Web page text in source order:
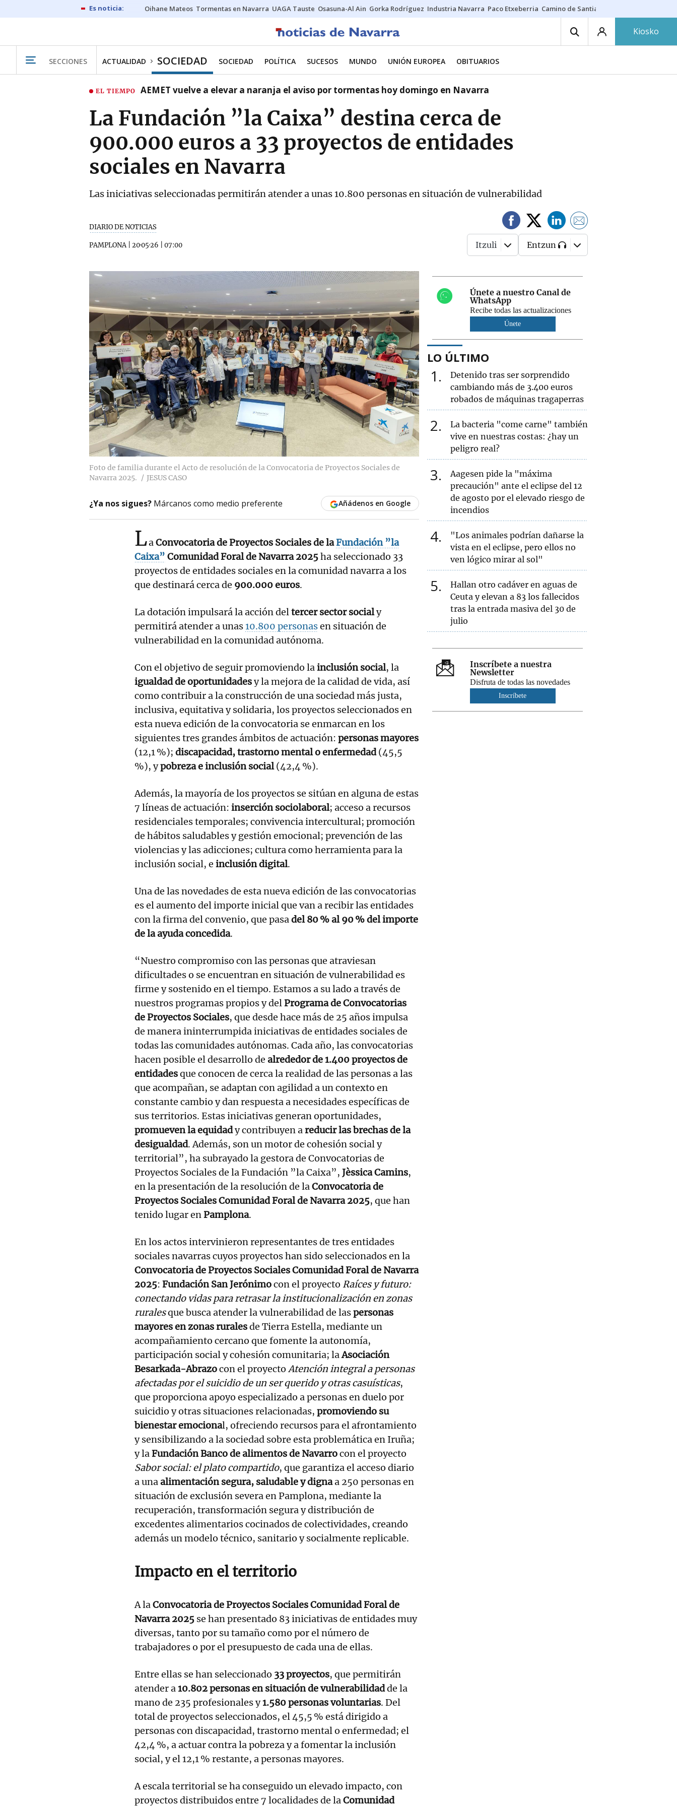
Oihane Mateos Tormentas en Navarra UAGA Tauste Osasuna-Al Ain Gorka Rodríguez Industria Navarra Paco Etxeberria Camino de Santiago
Kiosko
SECCIONES ACTUALIDAD SOCIEDAD SOCIEDAD POLÍTICA SUCESOS MUNDO UNIÓN EUROPEA OBITUARIOS
EL TIEMPO AEMET vuelve a elevar a naranja el aviso por tormentas hoy domingo en Navarra
La Fundación ”la Caixa” destina cerca de
900.000 euros a 33 proyectos de entidades
sociales en Navarra
Las iniciativas seleccionadas permitirán atender a unas 10.800 personas en situación de vulnerabilidad
DIARIO DE NOTICIAS
PAMPLONA| 20·05·26 07:00 Itzuli Entzun
Foto de familia durante el Acto de resolución de la Convocatoria de Proyectos Sociales de
Navarra 2025.
JESUS CASO
¿Ya nos sigues? Márcanos como medio preferente Añádenos en Google
LaConvocatoria de Proyectos Sociales de laFundación ”la
Caixa” Comunidad Foral de Navarra 2025ha seleccionado 33
proyectos de entidades sociales en la comunidad navarra a los
que destinará cerca de 900.000 euros.
La dotación impulsará la acción deltercer sector socialy
permitirá atender a unas10.800 personasen situación de
vulnerabilidad en la comunidad autónoma.
Con el objetivo de seguir promoviendo lainclusión social, la
igualdad de oportunidadesy la mejora de la calidad de vida, así
como contribuir a la construcción de una sociedad más justa,
inclusiva, equitativa y solidaria, los proyectos seleccionados en
esta nueva edición de la convocatoria se enmarcan en los
siguientes tres grandes ámbitos de actuación: personas mayores
(12,1 %); discapacidad, trastorno mental o enfermedad(45,5
%), ypobreza e inclusión social(42,4 %).
Además, la mayoría de los proyectos se sitúan en alguna de estas
7 líneas de actuación: inserción sociolaboral; acceso a recursos
residenciales temporales; convivencia intercultural; promoción
de hábitos saludables y gestión emocional; prevención de las
violencias y las adicciones; cultura como herramienta para la
inclusión social, e inclusión digital.
Una de las novedades de esta nueva edición de las convocatorias
es el aumento del importe inicial que van a recibir las entidades
con la firma del convenio, que pasadel 80 % al 90 % del importe
de la ayuda concedida.
“Nuestro compromiso con las personas que atraviesan
dificultades o se encuentran en situación de vulnerabilidad es
firme y sostenido en el tiempo. Estamos a su lado a través de
nuestros programas propios y delPrograma de Convocatorias
de Proyectos Sociales, que desde hace más de 25 años impulsa
de manera ininterrumpida iniciativas de entidades sociales de
todas las comunidades autónomas. Cada año, las convocatorias
hacen posible el desarrollo de alrededor de 1.400 proyectos de
entidadesque conocen de cerca la realidad de las personas a las
que acompañan, se adaptan con agilidad a un contexto en
constante cambio y dan respuesta a necesidades específicas de
sus territorios. Estas iniciativas generan oportunidades,
promueven la equidady contribuyen areducir las brechas de la
desigualdad. Además, son un motor de cohesión social y
territorial”, ha subrayado la gestora de Convocatorias de
Proyectos Sociales de la Fundación ”la Caixa”, Jèssica Camins,
en la presentación de la resolución de laConvocatoria de
Proyectos Sociales Comunidad Foral de Navarra 2025, que han
tenido lugar enPamplona.
En los actos intervinieron representantes de tres entidades
sociales navarras cuyos proyectos han sido seleccionados en la
Convocatoria de Proyectos Sociales Comunidad Foral de Navarra
2025: Fundación San Jerónimocon el proyecto Raíces y futuro:
conectando vidas para retrasar la institucionalización en zonas
ruralesque busca atender la vulnerabilidad de laspersonas
mayores en zonas ruralesde Tierra Estella, mediante un
acompañamiento cercano que fomente la autonomía,
participación social y cohesión comunitaria; laAsociación
Besarkada-Abrazocon el proyectoAtención integral a personas
afectadas por el suicidio de un ser querido y otras casuísticas,
que proporciona apoyo especializado a personas en duelo por
suicidio y otras situaciones relacionadas, promoviendo su
bienestar emocional, ofreciendo recursos para el afrontamiento
y sensibilizando a la sociedad sobre esta problemática en Iruña;
y laFundación Banco de alimentos de Navarrocon el proyecto
Sabor social: el plato compartido, que garantiza el acceso diario
a unaalimentación segura, saludable y dignaa 250 personas en
situación de exclusión severa en Pamplona, mediante la
recuperación, transformación segura y distribución de
excedentes alimentarios cocinados de colectividades, creando
además un modelo técnico, sanitario y socialmente replicable.
Impacto en el territorio
A laConvocatoria de Proyectos Sociales Comunidad Foral de
Navarra 2025 se han presentado 83 iniciativas de entidades muy
diversas, tanto por su tamaño como por el número de
trabajadores o por el presupuesto de cada una de ellas.
Entre ellas se han seleccionado 33 proyectos, que permitirán
atender a10.802 personas en situación de vulnerabilidadde la
mano de 235 profesionales y1.580 personas voluntarias. Del
total de proyectos seleccionados, el 45,5 % está dirigido a
personas con discapacidad, trastorno mental o enfermedad; el
42,4 %, a actuar contra la pobreza y a fomentar la inclusión
social, y el 12,1 % restante, a personas mayores.
A escala territorial se ha conseguido un elevado impacto, con
proyectos distribuidos entre 7 localidades de laComunidad
Únete a nuestro Canal de
WhatsApp
Recibe todas las actualizaciones
Únete
LO ÚLTIMO
1
Detenido tras ser sorprendido
cambiando más de 3.400 euros
robados de máquinas tragaperras
2
La bacteria "come carne" también
vive en nuestras costas: ¿hay un
peligro real?
3
Aagesen pide la "máxima
precaución" ante el eclipse del 12
de agosto por el elevado riesgo de
incendios
4
"Los animales podrían dañarse la
vista en el eclipse, pero ellos no
ven lógico mirar al sol"
5
Hallan otro cadáver en aguas de
Ceuta y elevan a 83 los fallecidos
tras la entrada masiva del 30 de
julio
Inscríbete a nuestra
Newsletter
Disfruta de todas las novedades
Inscríbete